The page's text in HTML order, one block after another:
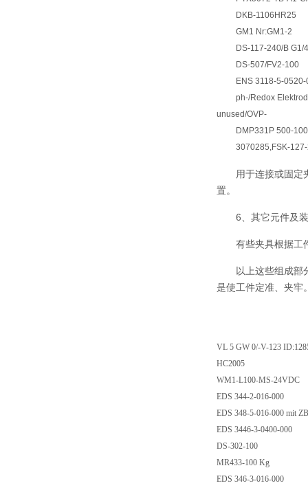
DKB-1106HR25
GM1 Nr:GM1-2
DS-117-240/B G1/4
DS-507/FV2-100
ENS 3118-5-
ph-/Redox
unused/OVP-
DMP331P 500-
3070285,FSK-
用于连接或固定
置。
6、其它元件及
有些夹具根据工
以上这些组成部
是使工件定准、夹牢
VL 5 GW 0/-V-123
HC2005
WM1-L100-MS-24VDC
EDS 344-2-016-000
EDS 348-5-016-000 mit
EDS 3446-3-0400-000
DS-302-100
MR433-100 Kg
EDS 346-3-016-000